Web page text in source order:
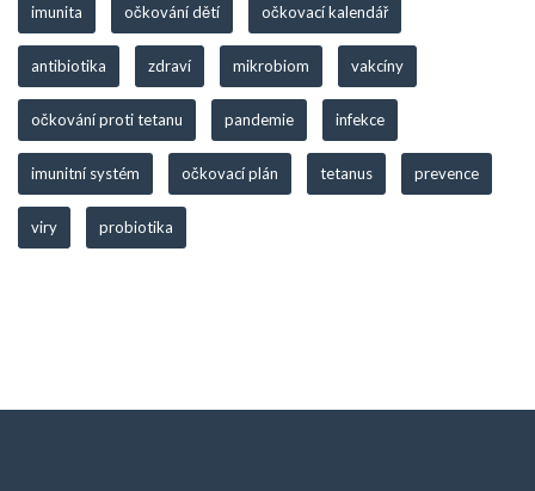
imunita očkování dětí očkovací kalendář
antibiotika zdraví mikrobiom vakcíny
očkování proti tetanu pandemie infekce
imunitní systém očkovací plán tetanus prevence
viry probiotika